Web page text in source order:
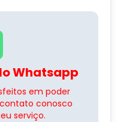
Whatsapp
em poder
conosco
serviço.